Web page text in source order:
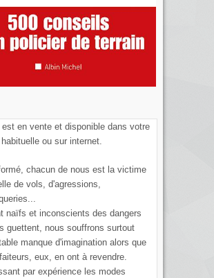
est en vente et disponible dans votre
ou sur internet.
chacun de nous est la victime
de vols, d'agressions,
naïfs et inconscients des dangers
guettent, nous souffrons surtout
manque d'imagination alors que
eux, en ont à revendre.
par expérience les modes